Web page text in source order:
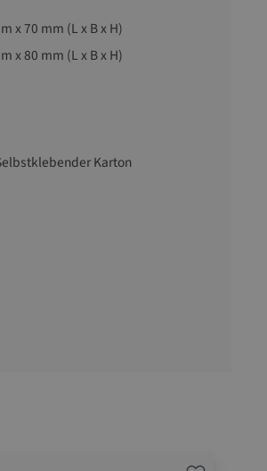
x 70 mm (L x B x H)
x 80 mm (L x B x H)
Karton